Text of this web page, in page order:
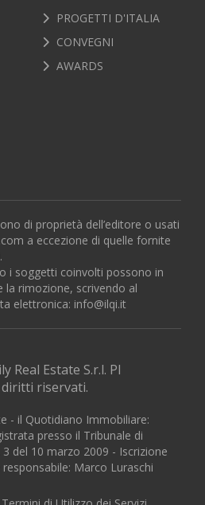
PROGETTI D'ITALIA
CONVEGNI
AWARDS
di proprietà dell’editore o usati
a eccezione di quelle fornite
i soggetti coinvolti possono in
rimozione, scrivendo al
elettronica: info@ilqi.it
Real Estate S.r.l. PI
riservati.
- il Quotidiano Immobiliare:
presso il Tribunale di
del 10 marzo 2009 - Iscrizione
Marco Luraschi